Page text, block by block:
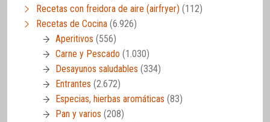
Recetas con freidora de aire (airfryer) (112)
Recetas de Cocina (6.926)
Aperitivos (556)
Carne y Pescado (1.030)
Desayunos saludables (334)
Entrantes (2.672)
Especias, hierbas aromáticas (83)
Pan y varios (208)